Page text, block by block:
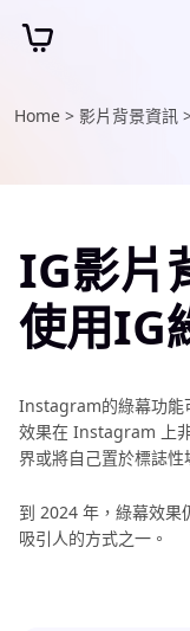
Home > 影片背景資訊
IG影片
使用IG
Instagram的綠幕功能
效果在 Instagram 上
界或將自己置於標誌性
到 2024 年，綠幕效
吸引人的方式之一。